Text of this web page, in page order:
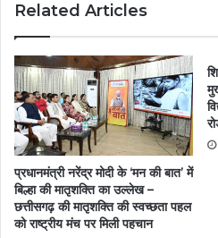
Related Articles
प्रधानमंत्री नरेंद्र मोदी के ‘मन की बात’ में
बिल्हा की मातृशक्ति का उल्लेख –
छत्तीसगढ़ की मातृशक्ति की स्वच्छता पहल
को राष्ट्रीय मंच पर मिली पहचान